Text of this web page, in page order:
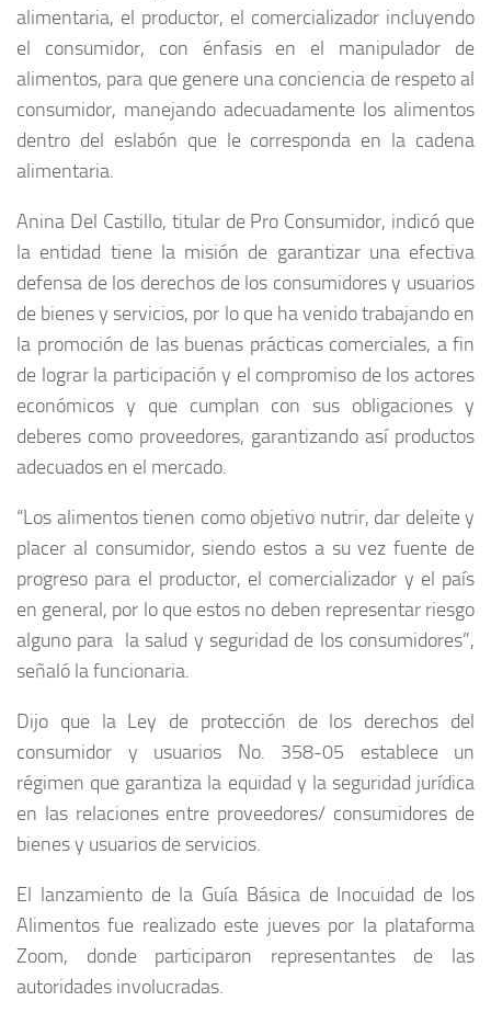
alimentaria, el productor, el comercializador incluyendo
el consumidor, con énfasis en el manipulador de
alimentos, para que genere una conciencia de respeto al
consumidor, manejando adecuadamente los alimentos
dentro del eslabón que le corresponda en la cadena
alimentaria.
Anina Del Castillo, titular de Pro Consumidor, indicó que
la entidad tiene la misión de garantizar una efectiva
defensa de los derechos de los consumidores y usuarios
de bienes y servicios, por lo que ha venido trabajando en
la promoción de las buenas prácticas comerciales, a fin
de lograr la participación y el compromiso de los actores
económicos y que cumplan con sus obligaciones y
deberes como proveedores, garantizando así productos
adecuados en el mercado.
“Los alimentos tienen como objetivo nutrir, dar deleite y
placer al consumidor, siendo estos a su vez fuente de
progreso para el productor, el comercializador y el país
en general, por lo que estos no deben representar riesgo
alguno para la salud y seguridad de los consumidores”,
señaló la funcionaria.
Dijo que la Ley de protección de los derechos del
consumidor y usuarios No. 358-05 establece un
régimen que garantiza la equidad y la seguridad jurídica
en las relaciones entre proveedores/ consumidores de
bienes y usuarios de servicios.
El lanzamiento de la Guía Básica de Inocuidad de los
Alimentos fue realizado este jueves por la plataforma
Zoom, donde participaron representantes de las
autoridades involucradas.